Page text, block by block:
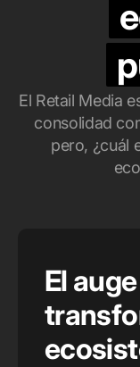
El Retail Media
consolidad
pero, ¿cuál
El